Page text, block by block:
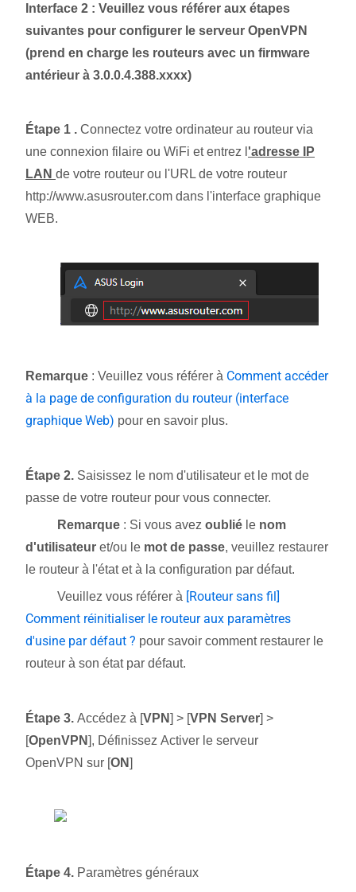
Interface 2 : Veuillez vous référer aux étapes
suivantes pour configurer le serveur OpenVPN
(prend en charge les routeurs avec un firmware
antérieur à 3.0.0.4.388.xxxx)
Étape 1 . Connectez votre ordinateur au routeur via
une connexion filaire ou WiFi et entrez l 'adresse IP
LAN de votre routeur ou l'URL de votre routeur
http://www.asusrouter.com dans l'interface graphique
WEB.
Remarque : Veuillez vous référer à Comment accéder
à la page de configuration du routeur (interface
graphique Web) pour en savoir plus.
Étape 2. Saisissez le nom d'utilisateur et le mot de
passe de votre routeur pour vous connecter.
Remarque : Si vous avez oublié le nom
d'utilisateur et/ou le mot de passe, veuillez restaurer
le routeur à l'état et à la configuration par défaut.
Veuillez vous référer à [Routeur sans fil]
Comment réinitialiser le routeur aux paramètres
d'usine par défaut ? pour savoir comment restaurer le
routeur à son état par défaut.
Étape 3. Accédez à [VPN] > [VPN Server] >
[OpenVPN], Définissez Activer le serveur
OpenVPN sur [ON]
Étape 4. Paramètres généraux